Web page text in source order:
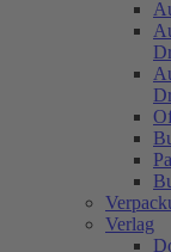
Verlag